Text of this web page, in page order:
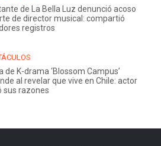
de La Bella Luz denunció acoso
de director musical: compartió
registros
de K-drama ‘Blossom Campus’
al revelar que vive en Chile: actor
sus razones